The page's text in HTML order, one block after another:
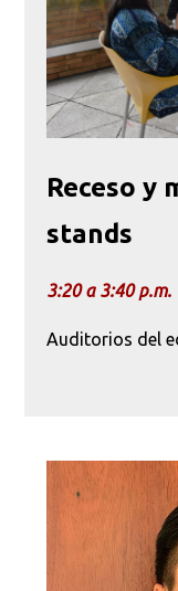
Receso y
stands
3:20 a 3:40 p.m.
Auditorios del